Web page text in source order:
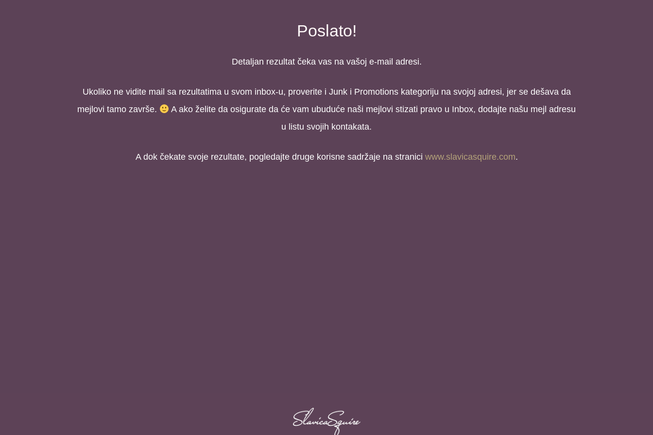
Poslato!
Detaljan rezultat čeka vas na vašoj e-mail adresi.
Ukoliko ne vidite mail sa rezultatima u svom inbox-u, proverite i Junk i Promotions kategoriju na svojoj adresi, jer se dešava da
mejlovi tamo završe.
A ako želite da osigurate da će vam ubuduće naši mejlovi stizati pravo u Inbox, dodajte našu mejl adresu
u listu svojih kontakata.
A dok čekate svoje rezultate, pogledajte druge korisne sadržaje na stranici www.slavicasquire.com.